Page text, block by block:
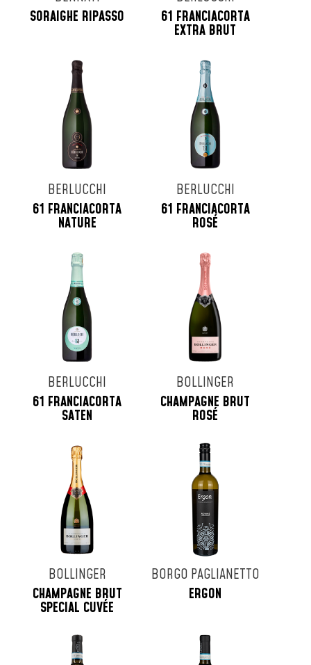
SORAIGHE RIPASSO
61 FRANCIACORTA
EXTRA BRUT
BERLUCCHI
61 FRANCIACORTA
NATURE
BERLUCCHI
61 FRANCIACORTA
ROSÉ
BERLUCCHI
61 FRANCIACORTA
SATEN
BOLLINGER
CHAMPAGNE BRUT
ROSÉ
BOLLINGER
CHAMPAGNE BRUT
SPECIAL CUVÉE
BORGO PAGLIANETTO
ERGON